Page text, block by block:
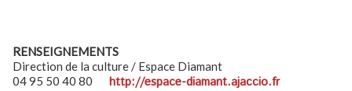
RENSEIGNEMENTS
Direction de la culture / Espace Diamant
04 95 50 40 80 http://espace-diamant.ajaccio.fr